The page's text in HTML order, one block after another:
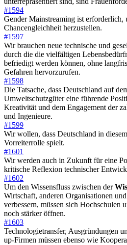
#1594
Gender Mainstreaming ist
Chancengleichheit herzustellen.
#1597
Wir brauchen neue technische und
durch die die vielfältigen
befriedigt werden können, ohne
Gefahren hervorzurufen.
#1598
Die Tatsache, dass Deutschland auf
Umweltschutzgüter eine führende
Kreativität und dem Engagement der
und Ingenieure.
#1599
Wir wollen, dass Deutschland in
Vorreiterrolle spielt.
#1601
Wir werden auch in Zukunft für eine
kritische Reflexion technischer
#1602
Um den Wissensfluss zwischen der
Wirtschaft, anderen Organisationen
verbessern, müssen sich Hochschulen
noch stärker öffnen.
#1603
Technologietransfer, Ausgründungen
up-Firmen müssen ebenso wie